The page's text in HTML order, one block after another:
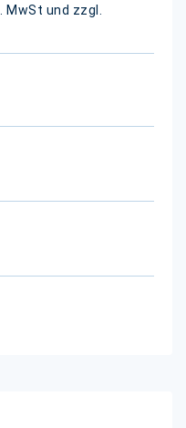
MwSt und zzgl.